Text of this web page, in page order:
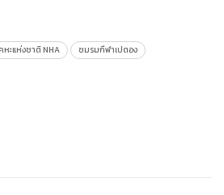
ห่งชาติ
รไฟฟ้านครหลว กลุ่มไฟฟ้าเพื่อสังคม
หะแห่งชาติ NHA ชมรมกีฬาเปตอง